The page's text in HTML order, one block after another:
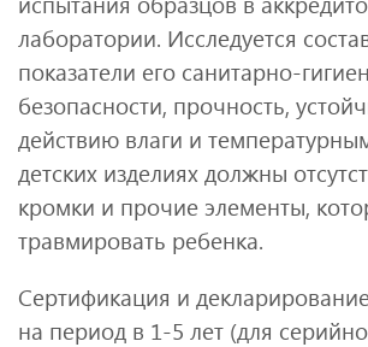
лаборатории. Исследуется
показатели его санитарно-
безопасности, прочность,
действию влаги и
детских изделиях должны
кромки и прочие элементы,
травмировать ребенка.
Сертификация и
на период в 1-5 лет (для